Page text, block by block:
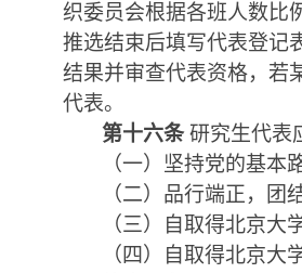
织委员会根据各班人数比
推选结束后填写代表登记
结果并审查代表资格，若
代表。
第十六条 研究生代表
（一）坚持党的基本
（二）品行端正，团
（三）
自取得北京大
（四）自取得北京大